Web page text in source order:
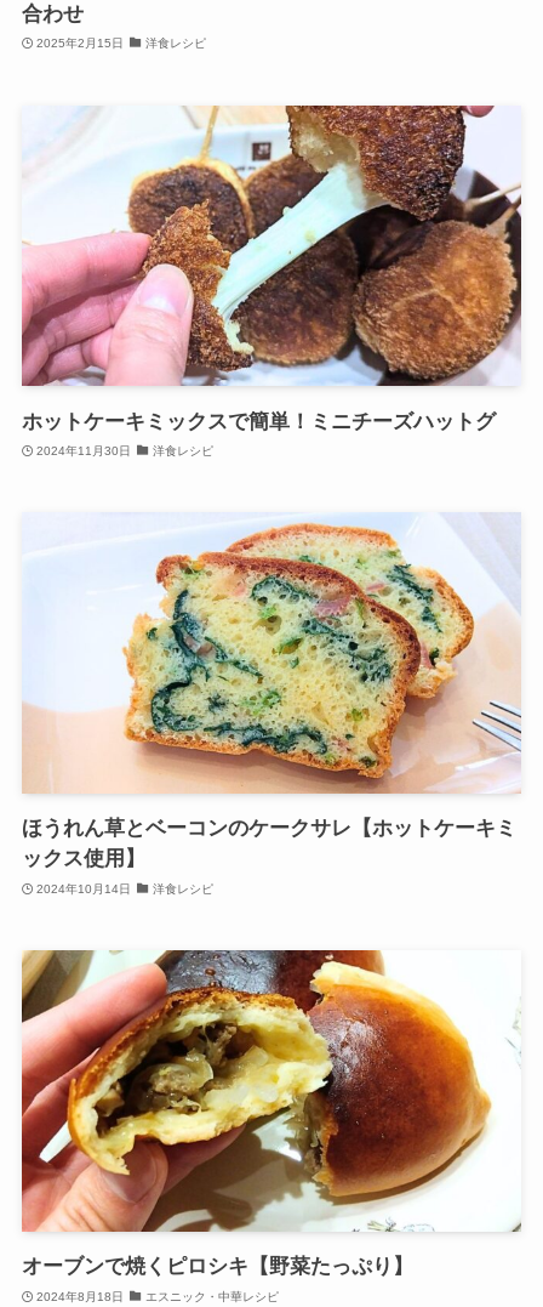
合わせ
2025年2月15日 洋食レシピ
ホットケーキミックスで簡単！ミニチーズハットグ
2024年11月30日 洋食レシピ
ほうれん草とベーコンのケークサレ【ホットケーキミ
ックス使用】
2024年10月14日 洋食レシピ
オーブンで焼くピロシキ【野菜たっぷり】
2024年8月18日 エスニック・中華レシピ